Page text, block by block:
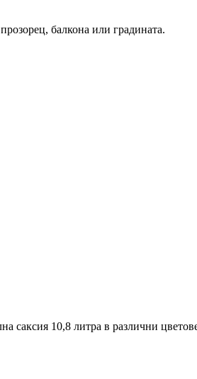
балкона или градината.
саксия 10,8 литра в различни